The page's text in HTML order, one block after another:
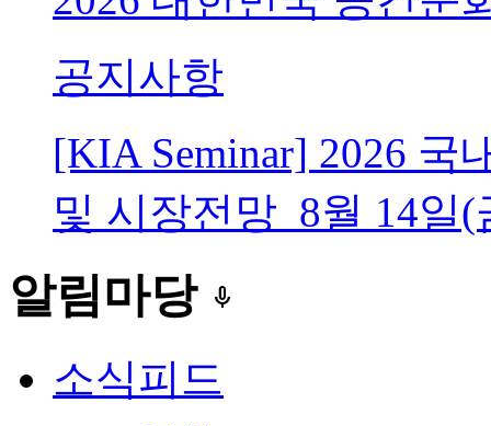
공지사항
[KIA Seminar] 2026 국
및 시장전망_8월 14일(
알림마당 keyboard_voice
소식피드